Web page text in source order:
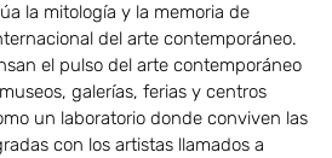
la mitología y la memoria de
del arte contemporáneo.
el pulso del arte contemporáneo
galerías, ferias y centros
un laboratorio donde conviven las
con los artistas llamados a